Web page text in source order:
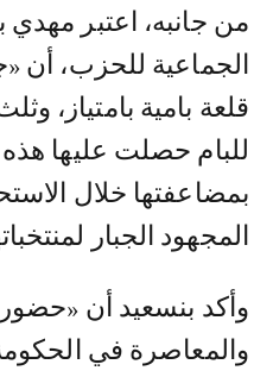
من جانبه، اعتبر مهدي
الجماعية للحزب، أن
قلعة بامية بامتياز،
للبام حصلت عليها
بمضاعفتها خلال
المجهود الجبار
وأكد بنسعيد أن
والمعاصرة في